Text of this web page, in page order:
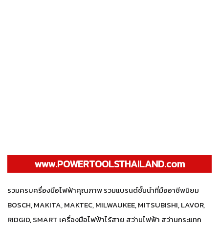
www.POWERTOOLSTHAILAND.com
รวมครบครื่องมือไฟฟ้าคุณภาพ รวมแบรนด์ชั้นนำที่มืออาชีพนิยม
BOSCH, MAKITA, MAKTEC, MILWAUKEE, MITSUBISHI, LAVOR,
RIDGID, SMART เครื่องมือไฟฟ้าไร้สาย สว่านไฟฟ้า สว่านกระแทก